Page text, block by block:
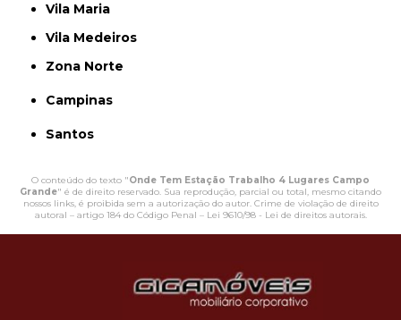
Vila Maria
Vila Medeiros
Zona Norte
Campinas
Santos
O conteúdo do texto "Onde Tem Estação Trabalho 4 Lugares Campo
Grande" é de direito reservado. Sua reprodução, parcial ou total, mesmo citando
nossos links, é proibida sem a autorização do autor. Crime de violação de direito
autoral – artigo 184 do Código Penal – Lei 9610/98 - Lei de direitos autorais.